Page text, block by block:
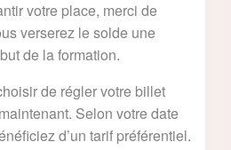
votre place, merci de
verserez le solde une
de la formation.
de régler votre billet
Selon votre date
d’un tarif préférentiel.